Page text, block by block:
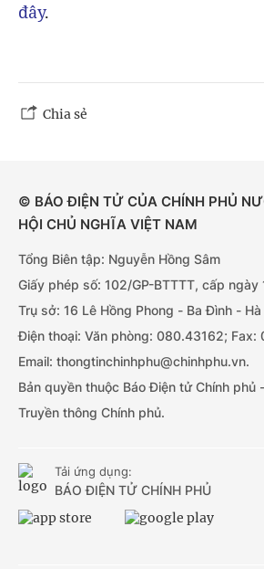
đây.
Chia sẻ
© BÁO ĐIỆN TỬ CỦA CHÍNH PHỦ
HỘI CHỦ NGHĨA VIỆT NAM
Tổng Biên tập: Nguyễn Hồng Sâm
Giấy phép số: 102/GP-BTTTT, cấp
Trụ sở: 16 Lê Hồng Phong - Ba Đình - Hà
Điện thoại: Văn phòng: 080.43162;
Email: thongtinchinhphu@chinhphu.vn.
Bản quyền thuộc Báo Điện tử Chính phủ
Truyền thông Chính phủ.
Tải ứng dụng:
BÁO ĐIỆN TỬ CHÍNH PHỦ